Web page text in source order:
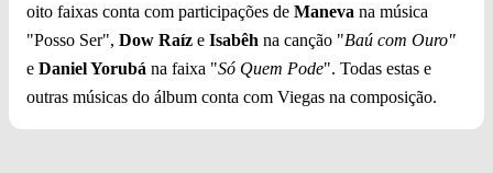
oito faixas conta com participações de Maneva na música
"Posso Ser", Dow Raíz e Isabêh na canção "Baú com Ouro"
e Daniel Yorubá na faixa "Só Quem Pode". Todas estas e
outras músicas do álbum conta com Viegas na composição.